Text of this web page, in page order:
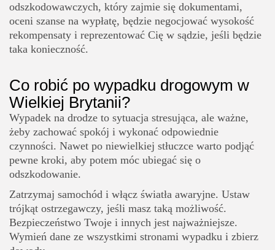
odszkodowawczych, który zajmie się dokumentami,
oceni szanse na wypłatę, będzie negocjować wysokość
rekompensaty i reprezentować Cię w sądzie, jeśli będzie
taka konieczność.
Co robić po wypadku drogowym w
Wielkiej Brytanii?
Wypadek na drodze to sytuacja stresująca, ale ważne,
żeby zachować spokój i wykonać odpowiednie
czynności. Nawet po niewielkiej stłuczce warto podjąć
pewne kroki, aby potem móc ubiegać się o
odszkodowanie.
Zatrzymaj samochód i włącz światła awaryjne. Ustaw
trójkąt ostrzegawczy, jeśli masz taką możliwość.
Bezpieczeństwo Twoje i innych jest najważniejsze.
Wymień dane ze wszystkimi stronami wypadku i zbierz